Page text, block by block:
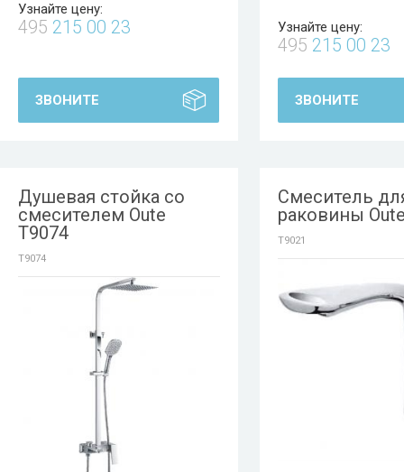
Узнайте цену:
495 215 00 23
ЗВОНИТЕ
Узнайте цену:
495 215 00 23
ЗВОНИТЕ
Душевая стойка со
смесителем Oute
T9074
T9074
Смеситель
раковины
T9021